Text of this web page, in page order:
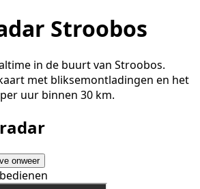
Stroobos
in de buurt van Stroobos.
met bliksemontladingen en het
uur binnen 30 km.
onweer